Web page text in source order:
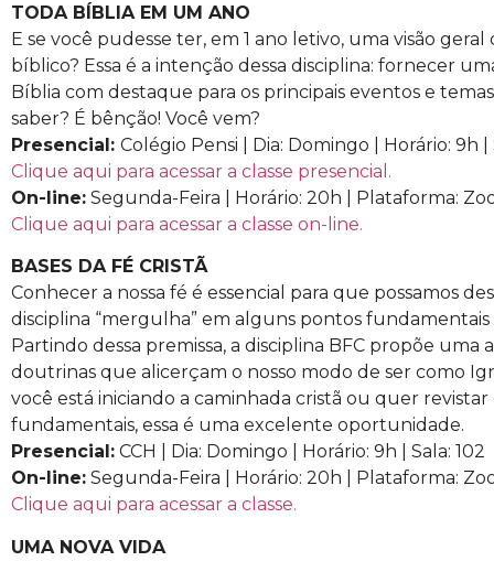
TODA BÍBLIA EM UM ANO
E se você pudesse ter, em 1 ano letivo, uma visão
bíblico? Essa é a intenção dessa disciplina: fornecer
Bíblia com destaque para os principais eventos e
saber? É bênção! Você vem?
Presencial: Colégio Pensi | Dia: Domingo | Horário: 9h |
Clique aqui para acessar a classe presencial.
On-line: Segunda-Feira | Horário: 20h | Plataforma:
Clique aqui para acessar a classe on-line.
BASES DA FÉ CRISTÃ
Conhecer a nossa fé é essencial para que possamos
disciplina “mergulha” em alguns pontos fundamentais
Partindo dessa premissa, a disciplina BFC propõe uma
doutrinas que alicerçam o nosso modo de ser como
você está iniciando a caminhada cristã ou quer revistar
fundamentais, essa é uma excelente oportunidade.
Presencial: CCH | Dia: Domingo | Horário: 9h | Sala: 102
On-line: Segunda-Feira | Horário: 20h | Plataforma:
Clique aqui para acessar a classe.
UMA NOVA VIDA